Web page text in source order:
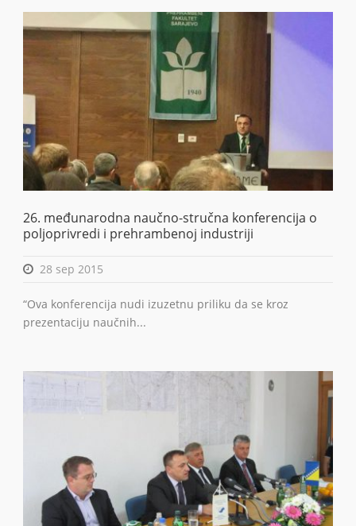
26. međunarodna naučno-stručna konferencija o
poljoprivredi i prehrambenoj industriji
28 sep 2015
“Ova konferencija nudi izuzetnu priliku da se kroz
prezentaciju naučnih...